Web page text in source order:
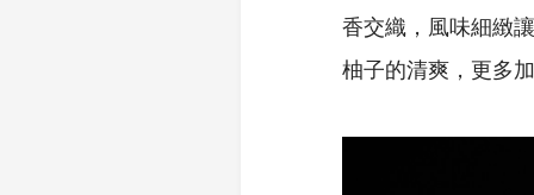
香交織，風味細緻
柚子的清爽，更多